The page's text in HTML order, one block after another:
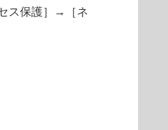
ス保護］→［ネ